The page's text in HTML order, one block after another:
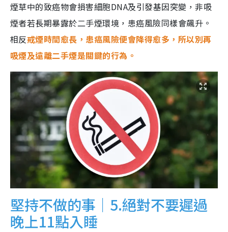
煙草中的致癌物會損害細胞DNA及引發基因突變，非吸
煙者若長期暴露於二手煙環境，患癌風險同樣會飆升。
相反戒煙時間愈長，患癌風險便會降得愈多，所以別再
吸煙及遠離二手煙是關鍵的行為。
堅持不做的事｜5.絕對不要遲過
晚上11點入睡